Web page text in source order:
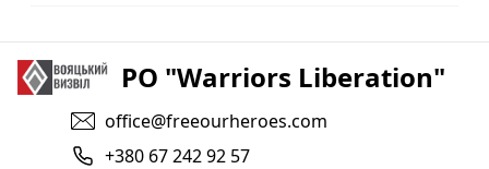
PO "Warriors Liberation"
office@freeourheroes.com
+380 67 242 92 57